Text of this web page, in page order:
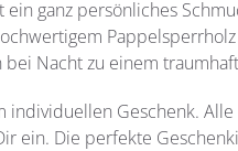
ein ganz persönliches
bei Nacht zu einem
Geschenk.
ein. Die perfekte